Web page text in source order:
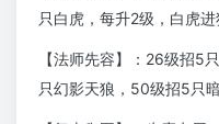
只白虎，每升2级，白虎
【法师先容】：26级招5
只幻影天狼，50级招5只